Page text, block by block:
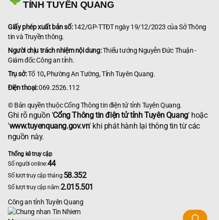
TỈNH TUYÊN QUANG
Giấy phép xuất bản số:142/GP-TTĐT ngày 19/12/2023 của Sở Thông
tin và Truyền thông.
Người chịu trách nhiệm nội dung:Thiếu tướng Nguyễn Đức Thuận -
Giám đốc Công an tỉnh.
Trụ sở:Tổ 10,Phường An Tường, Tỉnh Tuyên Quang.
Điện thoại:069.2526.112
© Bản quyền thuộc Cổng Thông tin điện tử tỉnh Tuyên Quang.
Ghi rõ nguồn 'Cổng Thông tin điện tử tỉnh Tuyên Quang' hoặc
'www.tuyenquang.gov.vn' khi phát hành lại thông tin từ các
nguồn này.
Thống kê truy cập
Số người online:44
Số lượt truy cập tháng:58.352
Số lượt truy cập năm:2.015.501
Công an tỉnh Tuyên Quang